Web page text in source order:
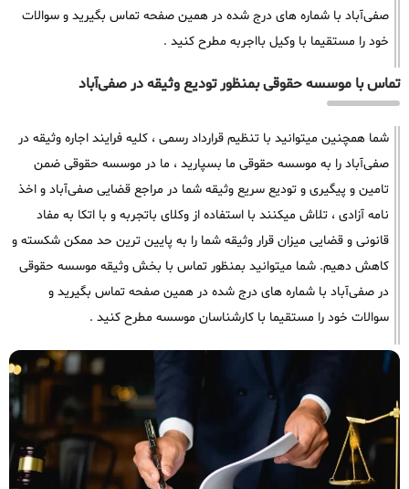
صفی‌آباد با شماره های درج شده در همین صفحه تماس بگیرید و سوالات
خود را مستقیما با وکیل بااجربه مطرح کنید .
تماس با موسسه حقوقی بمنظور تودیع وثیقه در صفی‌آباد
شما همچنین میتوانید با تنظیم قرارداد رسمی ، کلیه فرایند اجاره وثیقه در
صفی‌آباد را به موسسه حقوقی ما بسپارید ، ما در موسسه حقوقی ضمن
تامین و پیگیری و تودیع سریع وثیقه شما در مراجع قضایی صفی‌آباد و اخذ
نامه آزادی ، تلاش میکنند با استفاده از وکلای باتجربه و با اتکا به مفاد
قانونی و قضایی میزان قرار وثیقه شما را به پایین ترین حد ممکن شکسته و
کاهش دهیم. شما میتوانید بمنظور تماس با بخش وثیقه موسسه حقوقی
در صفی‌آباد با شماره های درج شده در همین صفحه تماس بگیرید و
سوالات خود را مستقیما با کارشناسان موسسه مطرح کنید .